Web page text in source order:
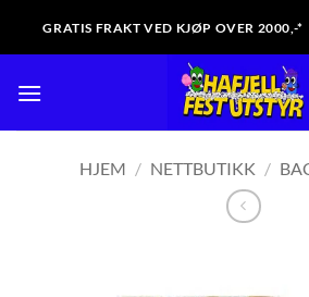
GRATIS FRAKT VED KJØP OVER 2000,-*
HJEM / NETTBUTIKK /